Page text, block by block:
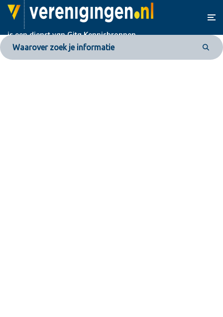
is een dienst vanGita Kennisbronnen